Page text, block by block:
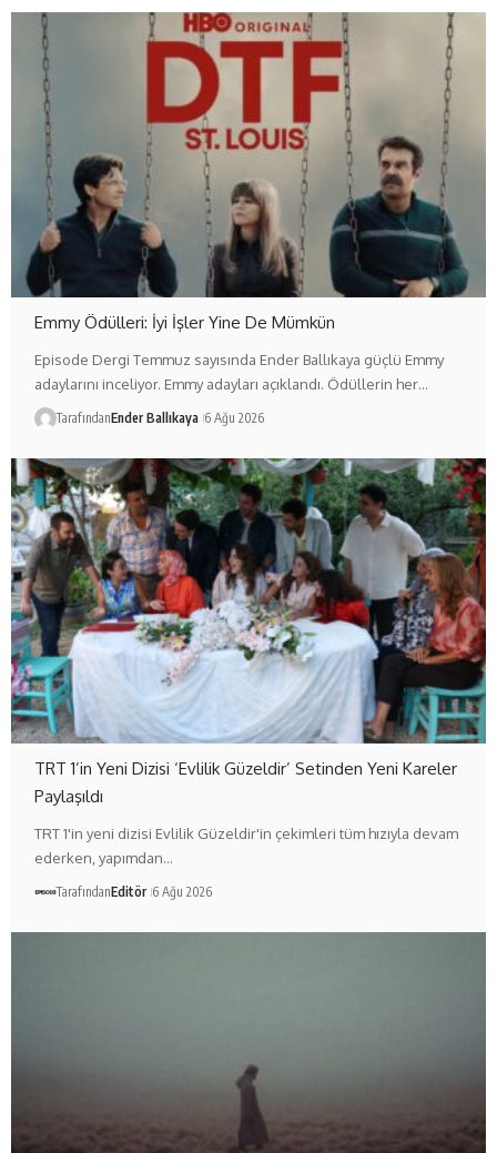
Emmy Ödülleri: İyi İşler Yine De Mümkün
Episode Dergi Temmuz sayısında Ender Ballıkaya güçlü Emmy
adaylarını inceliyor. Emmy adayları açıklandı. Ödüllerin her…
TarafındanEnder Ballıkaya 6 Ağu 2026
TRT 1’in Yeni Dizisi ‘Evlilik Güzeldir’ Setinden Yeni Kareler
Paylaşıldı
TRT 1'in yeni dizisi Evlilik Güzeldir'in çekimleri tüm hızıyla devam
ederken, yapımdan…
TarafındanEditör 6 Ağu 2026